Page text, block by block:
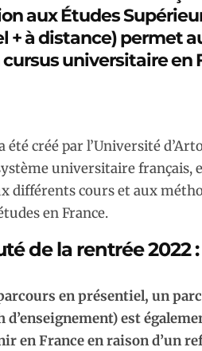
aux Études
+ à distance) permet
universitaire en
été créé par l’Université
universitaire français,
différents cours et aux
en France.
de la rentrée 2022 :
en présentiel, un
d’enseignement) est
en France en raison d’un